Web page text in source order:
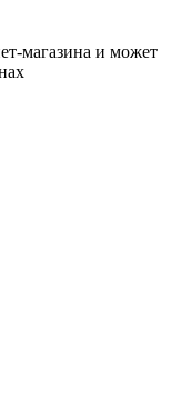
магазина и может